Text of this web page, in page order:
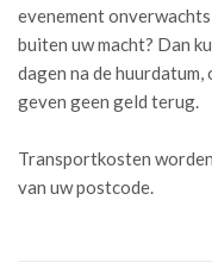
evenement
buiten uw macht? Dan
dagen na de
geven geen geld terug.
Transportkosten
van uw postcode.